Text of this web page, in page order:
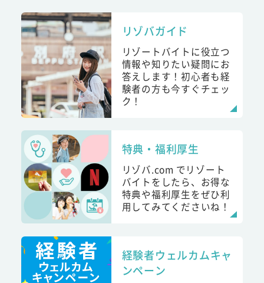
リゾバガイド
リゾートバイトに役立つ
情報や知りたい疑問にお
答えします！初心者も経
験者の方も今すぐチェッ
ク！
特典・福利厚生
リゾバ.com でリゾート
バイトをしたら、お得な
特典や福利厚生をぜひ利
用してみてくださいね！
経験者ウェルカムキャ
ンペーン